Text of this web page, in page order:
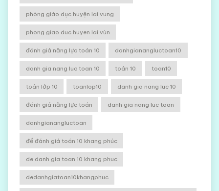
phòng giáo dục huyện lai vung
phong giao duc huyen lai vùn
đánh giá năng lực toán 10 danhgianangluctoan10
danh gia nang luc toan 10 toán 10 toan10
toán lớp 10 toanlop10 danh gia nang luc 10
đánh giá năng lực toán danh gia nang luc toan
danhgianangluctoan
đề đánh giá toán 10 khang phúc
de danh gia toan 10 khang phuc
dedanhgiatoan10khangphuc